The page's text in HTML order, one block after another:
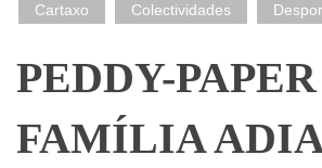
Cartaxo Colectividades
PEDDY-
FAMÍLIA